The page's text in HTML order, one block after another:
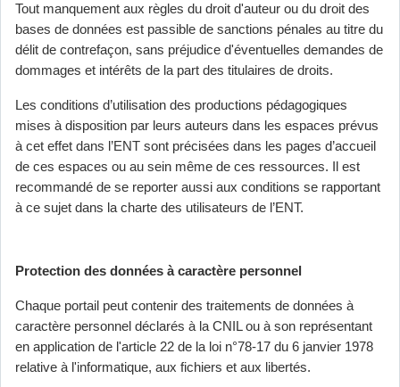
Tout manquement aux règles du droit d'auteur ou du droit des
bases de données est passible de sanctions pénales au titre du
délit de contrefaçon, sans préjudice d'éventuelles demandes de
dommages et intérêts de la part des titulaires de droits.
Les conditions d’utilisation des productions pédagogiques
mises à disposition par leurs auteurs dans les espaces prévus
à cet effet dans l’ENT sont précisées dans les pages d’accueil
de ces espaces ou au sein même de ces ressources. Il est
recommandé de se reporter aussi aux conditions se rapportant
à ce sujet dans la charte des utilisateurs de l’ENT.
Protection des données à caractère personnel
Chaque portail peut contenir des traitements de données à
caractère personnel déclarés à la CNIL ou à son représentant
en application de l'article 22 de la loi n°78-17 du 6 janvier 1978
relative à l'informatique, aux fichiers et aux libertés.